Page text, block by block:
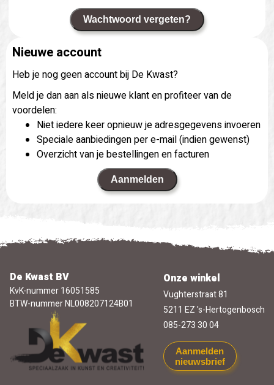
Wachtwoord vergeten?
Nieuwe account
Heb je nog geen account bij De Kwast?
Meld je dan aan als nieuwe klant en profiteer van de
voordelen:
Niet iedere keer opnieuw je adresgegevens invoeren
Speciale aanbiedingen per e-mail (indien gewenst)
Overzicht van je bestellingen en facturen
Aanmelden
De Kwast BV
KvK-nummer 16051585
BTW-nummer NL008207124B01
Onze winkel
Vughterstraat 81
5211 EZ 's-Hertogenbosch
085-273 30 04
Aanmelden
nieuwsbrief